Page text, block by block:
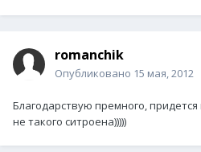
romanchik
Опубликовано 15 мая, 2012
Благодарствую премного,
не такого ситроена)))))